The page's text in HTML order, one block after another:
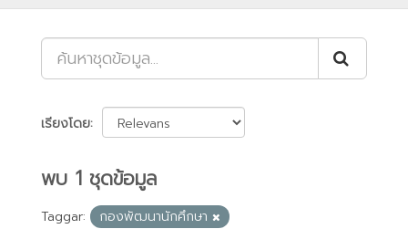
เรียงโดย
พบ 1 ชุดข้อมูล
Taggar:
กองพัฒนานักศึกษา